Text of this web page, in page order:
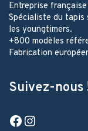
Entreprise française
Spécialiste du tapis
les youngtimers.
+800 modèles
Fabrication
Suivez-nous
Facebook